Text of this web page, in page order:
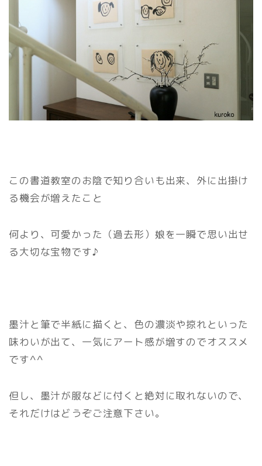
この書道教室のお陰で知り合いも出来、外に出掛け
る機会が増えたこと
何より、可愛かった（過去形）娘を一瞬で思い出せ
る大切な宝物です♪
墨汁と筆で半紙に描くと、色の濃淡や掠れといった
味わいが出て、一気にアート感が増すのでオススメ
です^^
但し、墨汁が服などに付くと絶対に取れないので、
それだけはどうぞご注意下さい。